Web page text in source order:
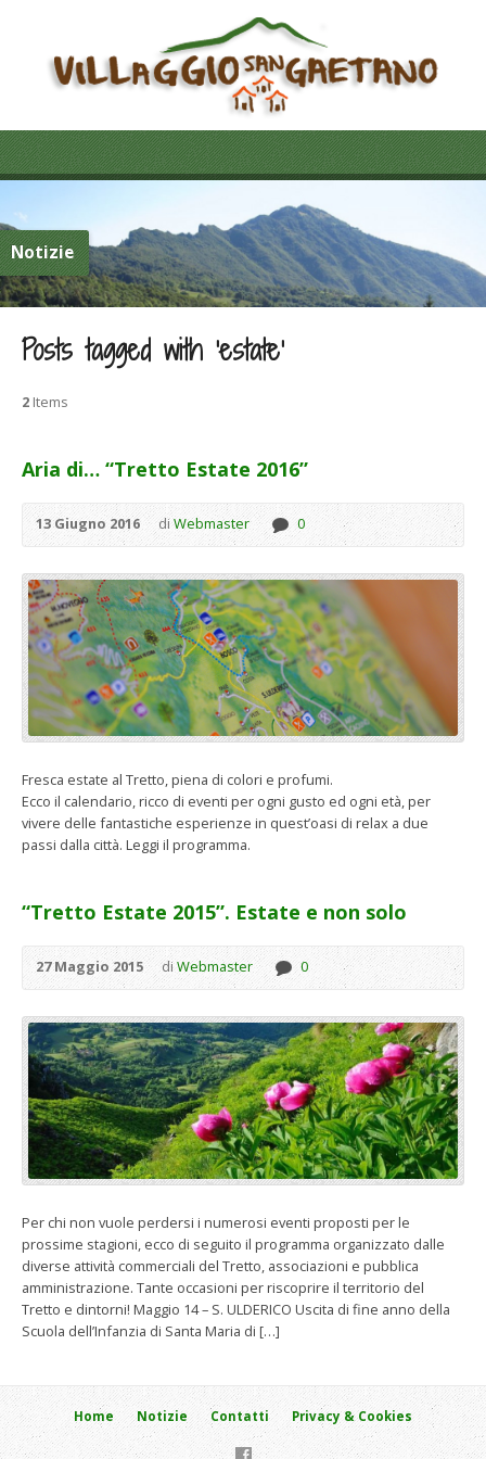
Notizie
Posts tagged with ‘estate’
2 Items
Aria di… “Tretto Estate 2016”
13 Giugno 2016 diWebmaster 0
Fresca estate al Tretto, piena di colori e profumi.
Ecco il calendario, ricco di eventi per ogni gusto ed ogni età, per
vivere delle fantastiche esperienze in quest’oasi di relax a due
passi dalla città. Leggi il programma.
“Tretto Estate 2015”. Estate e non solo
27 Maggio 2015 di Webmaster 0
Per chi non vuole perdersi i numerosi eventi proposti per le
prossime stagioni, ecco di seguito il programma organizzato dalle
diverse attività commerciali del Tretto, associazioni e pubblica
amministrazione. Tante occasioni per riscoprire il territorio del
Tretto e dintorni! Maggio 14 – S. ULDERICO Uscita di fine anno della
Scuola dell’Infanzia di Santa Maria di […]
Home Notizie Contatti Privacy & Cookies